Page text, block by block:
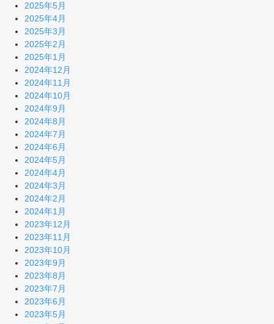
2025年5月
2025年4月
2025年3月
2025年2月
2025年1月
2024年12月
2024年11月
2024年10月
2024年9月
2024年8月
2024年7月
2024年6月
2024年5月
2024年4月
2024年3月
2024年2月
2024年1月
2023年12月
2023年11月
2023年10月
2023年9月
2023年8月
2023年7月
2023年6月
2023年5月